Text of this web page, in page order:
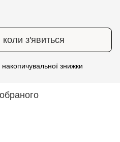
з'явиться
знижки